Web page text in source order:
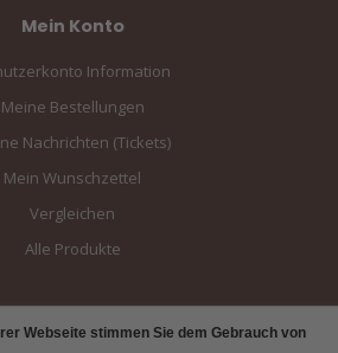
Webseite stimmen Sie dem Gebrauch von
Mein Konto
Information
Meine Bestellungen
Nachrichten (Tickets)
Mein Wunschzettel
Vergleichen
Alle Produkte